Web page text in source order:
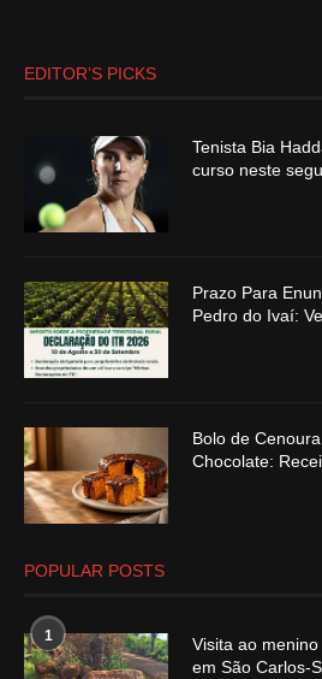
EDITOR’S PICKS
Tenista Bia
curso neste
Prazo Para
Pedro do Ivaí:
Bolo de
Chocolate:
POPULAR POSTS
1
Visita ao
em São Carlos-